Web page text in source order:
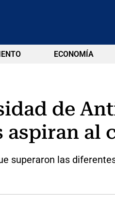
ECONOMÍA
de
al
superaron las